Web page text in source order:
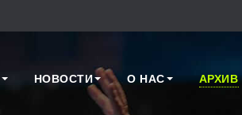
НОВОСТИ О НАС АРХИВ